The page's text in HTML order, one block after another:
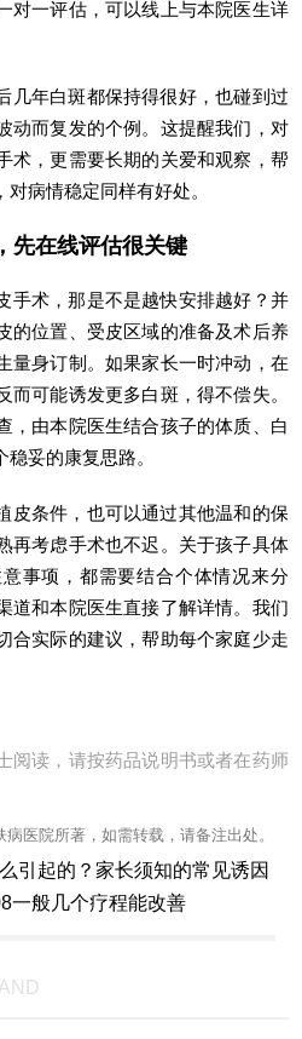
对一评估，可以线上与本院医生详
几年白斑都保持得很好，也碰到过
动而复发的个例。这提醒我们，对
术，更需要长期的关爱和观察，帮
病情稳定同样有好处。
先在线评估很关键
手术，那是不是越快安排越好？并
的位置、受皮区域的准备及术后养
量身订制。如果家长一时冲动，在
可能诱发更多白斑，得不偿失。
，由本院医生结合孩子的体质、白
妥的康复思路。
皮条件，也可以通过其他温和的保
再考虑手术也不迟。关于孩子具体
事项，都需要结合个体情况来分
道和本院医生直接了解详情。我们
合实际的建议，帮助每个家庭少走
阅读，请按药品说明书或者在药师
医院所著，如需转载，请备注出处。
引起的？家长须知的常见诱因
一般几个疗程能改善